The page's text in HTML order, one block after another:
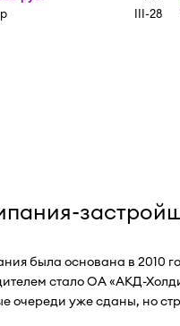
III-28
была основана в 2010
стало ОА «АКД-
очереди уже сданы, но